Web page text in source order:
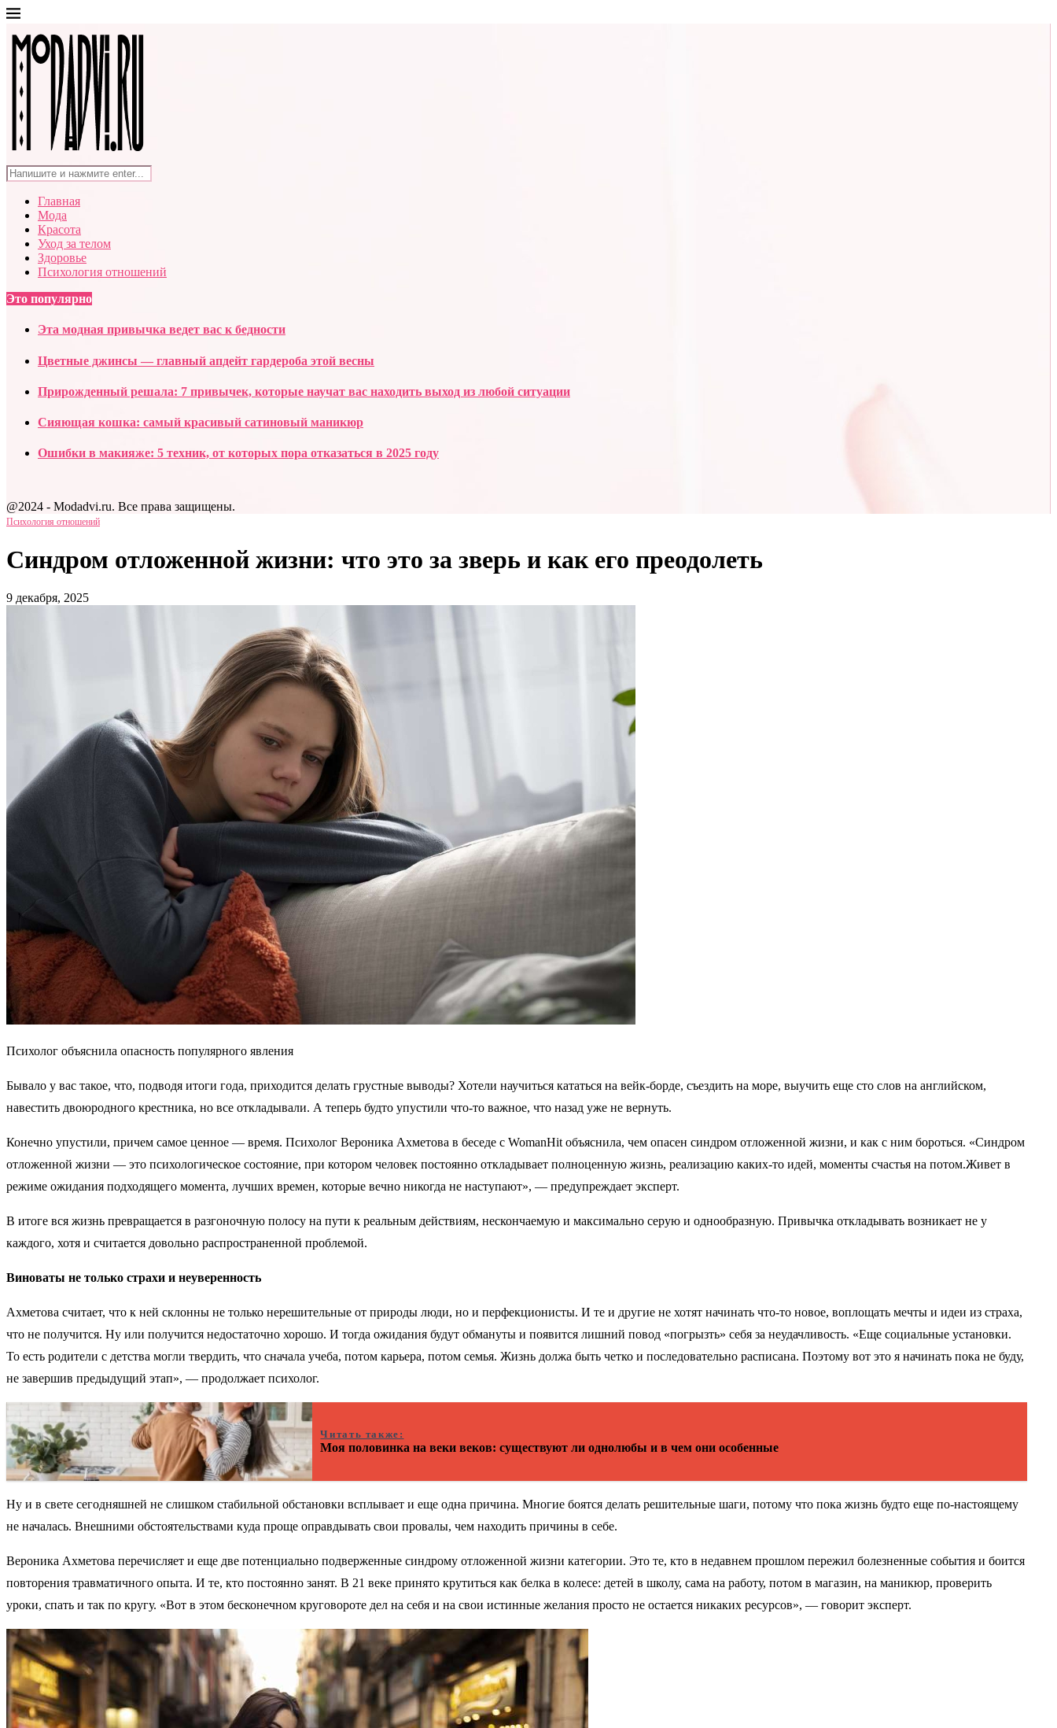
Главная
Мода
Красота
Уход за телом
Здоровье
Психология отношений
Это популярно
Эта модная привычка ведет вас к бедности
Цветные джинсы — главный апдейт гардероба этой весны
Прирожденный решала: 7 привычек, которые научат вас находить выход из любой ситуации
Сияющая кошка: самый красивый сатиновый маникюр
Ошибки в макияже: 5 техник, от которых пора отказаться в 2025 году
@2024 - Modadvi.ru. Все права защищены.
Психология отношений
Синдром отложенной жизни: что это за зверь и как его преодолеть
9 декабря, 2025
Психолог объяснила опасность популярного явления
Бывало у вас такое, что, подводя итоги года, приходится делать грустные выводы? Хотели научиться кататься на вейк-борде, съездить на море, выучить еще сто слов на английском,
навестить двоюродного крестника, но все откладывали. А теперь будто упустили что-то важное, что назад уже не вернуть.
Конечно упустили, причем самое ценное — время. Психолог Вероника Ахметова в беседе с WomanHit объяснила, чем опасен синдром отложенной жизни, и как с ним бороться. «Синдром
отложенной жизни — это психологическое состояние, при котором человек постоянно откладывает полноценную жизнь, реализацию каких-то идей, моменты счастья на потом.Живет в
режиме ожидания подходящего момента, лучших времен, которые вечно никогда не наступают», — предупреждает эксперт.
В итоге вся жизнь превращается в разгоночную полосу на пути к реальным действиям, нескончаемую и максимально серую и однообразную. Привычка откладывать возникает не у
каждого, хотя и считается довольно распространенной проблемой.
Виноваты не только страхи и неуверенность
Ахметова считает, что к ней склонны не только нерешительные от природы люди, но и перфекционисты. И те и другие не хотят начинать что-то новое, воплощать мечты и идеи из страха,
что не получится. Ну или получится недостаточно хорошо. И тогда ожидания будут обмануты и появится лишний повод «погрызть» себя за неудачливость. «Еще социальные установки.
То есть родители с детства могли твердить, что сначала учеба, потом карьера, потом семья. Жизнь должа быть четко и последовательно расписана. Поэтому вот это я начинать пока не буду,
не завершив предыдущий этап», — продолжает психолог.
Читать также:
Моя половинка на веки веков: существуют ли однолюбы и в чем они особенные
Ну и в свете сегодняшней не слишком стабильной обстановки всплывает и еще одна причина. Многие боятся делать решительные шаги, потому что пока жизнь будто еще по-настоящему
не началась. Внешними обстоятельствами куда проще оправдывать свои провалы, чем находить причины в себе.
Вероника Ахметова перечисляет и еще две потенциально подверженные синдрому отложенной жизни категории. Это те, кто в недавнем прошлом пережил болезненные события и боится
повторения травматичного опыта. И те, кто постоянно занят. В 21 веке принято крутиться как белка в колесе: детей в школу, сама на работу, потом в магазин, на маникюр, проверить
уроки, спать и так по кругу. «Вот в этом бесконечном круговороте дел на себя и на свои истинные желания просто не остается никаких ресурсов», — говорит эксперт.